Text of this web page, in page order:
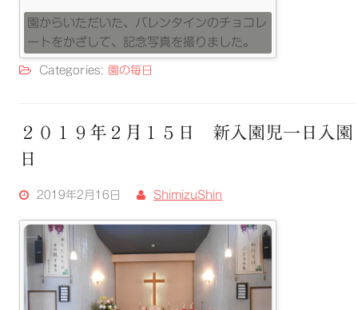
園からいただいた、バレンタインのチョコレ
ートをかざして、記念写真を撮りました。
Categories: 園の毎日
２０１９年２月１５日 新入園児一日入園
日
2019年2月16日 ShimizuShin